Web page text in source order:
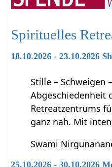
Spirituelles
18.10.2026 - 23.10.2026
Stille – Schweigen
Abgeschiedenheit
Retreatzentrums
ganz nah. Mit
Swami
25.10.2026 - 30.10.2026